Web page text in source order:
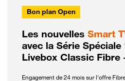
Bon plan Open
Les nouvelles Smart
avec la Série Spéciale
Livebox Classic Fibre
Engagement de 24 mois sur l'offre Fibre